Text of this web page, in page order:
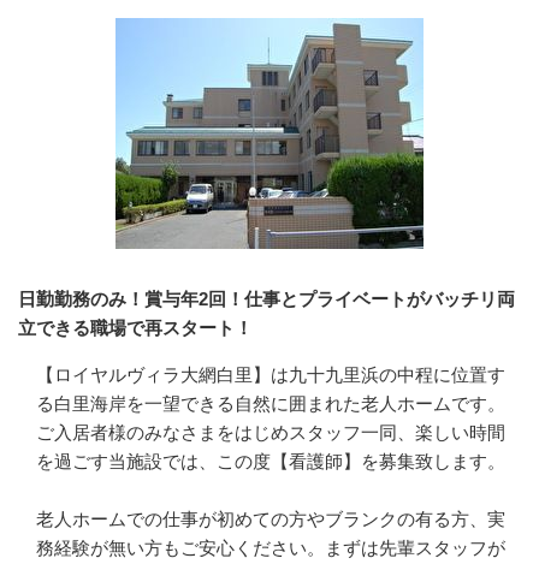
日勤勤務のみ！賞与年2回！仕事とプライベートがバッチリ両
立できる職場で再スタート！
【ロイヤルヴィラ大網白里】は九十九里浜の中程に位置す
る白里海岸を一望できる自然に囲まれた老人ホームです。
ご入居者様のみなさまをはじめスタッフ一同、楽しい時間
を過ごす当施設では、この度【看護師】を募集致します。
老人ホームでの仕事が初めての方やブランクの有る方、実
務経験が無い方もご安心ください。まずは先輩スタッフが